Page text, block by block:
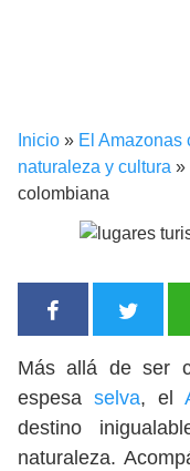
Inicio » El Amazonas
naturaleza y cultura »
colombiana
Más allá de ser
espesaselva, el
destino
naturaleza.